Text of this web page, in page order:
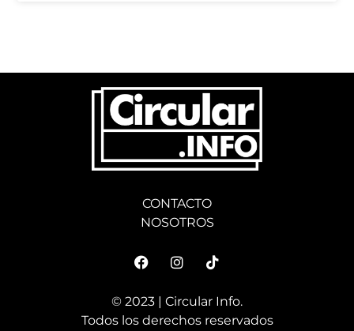
CONTACTO
NOSOTROS
© 2023 | Circular Info.
Todos los derechos reservados